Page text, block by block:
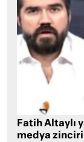
Fatih Altaylı
medya